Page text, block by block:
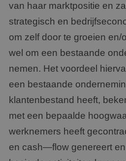
van haar marktpositie en
strategisch en
om zelf door te groeien en/
wel om een bestaande
nemen. Het voordeel
een bestaande
klantenbestand heeft,
met een bepaalde
werknemers heeft
en cash—flow genereert